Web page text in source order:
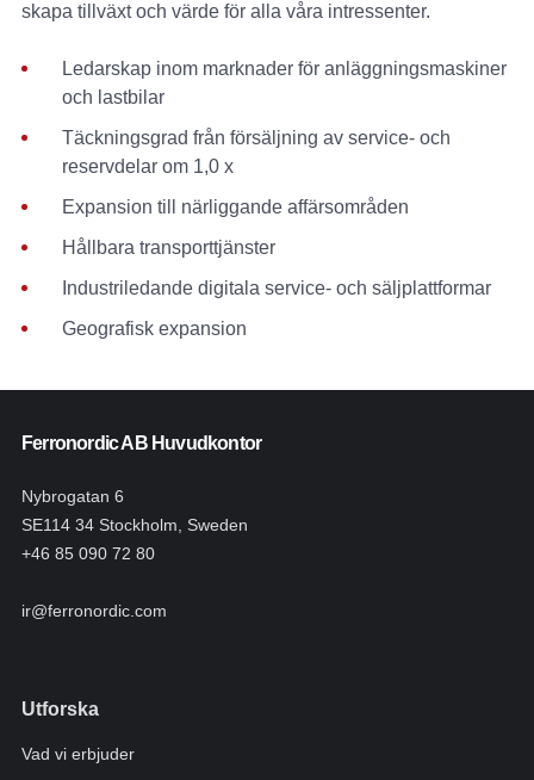
skapa tillväxt och värde för alla våra intressenter.
Ledarskap inom marknader för anläggningsmaskiner
och lastbilar
Täckningsgrad från försäljning av service- och
reservdelar om 1,0 x
Expansion till närliggande affärsområden
Hållbara transporttjänster
Industriledande digitala service- och säljplattformar
Geografisk expansion
Ferronordic AB Huvudkontor
Nybrogatan 6
SE114 34 Stockholm, Sweden
+46 85 090 72 80
ir@ferronordic.com
Utforska
Vad vi erbjuder